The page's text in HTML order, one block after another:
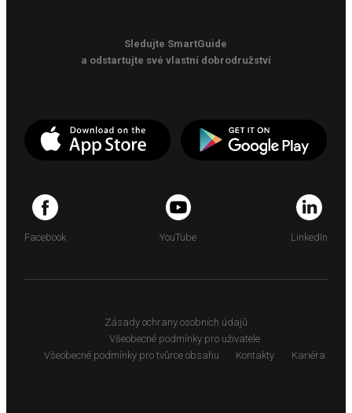
Sledujte SmartGuide
a odstartujte své vlastní dobrodružství
Facebook YouTube LinkedIn
Zásady ochrany osobních údajů
Všeobecné podmínky pro uživatele
Všeobecné podmínky pro tvůrce obsahu
Kontakty Kariéra